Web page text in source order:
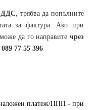
ДДС , трябва да попълните
за фактура. Ако при
да го направитечрез
089 77 55 396
платеж/ППП - при